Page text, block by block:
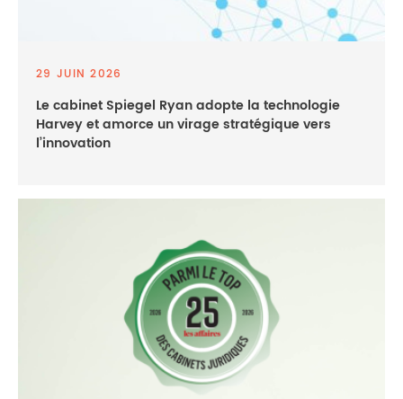
29 JUIN 2026
Le cabinet Spiegel Ryan adopte la technologie
Harvey et amorce un virage stratégique vers
l’innovation